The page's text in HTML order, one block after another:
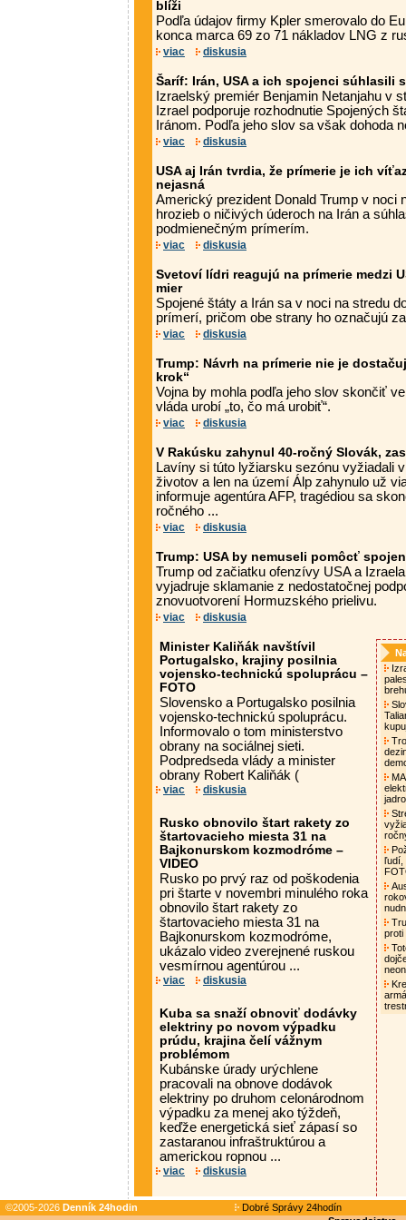
blíži
Podľa údajov firmy Kpler smerovalo do
konca marca 69 zo 71 nákladov LNG z
viac diskusia
Šaríf: Irán, USA a ich spojenci súhlasili
Izraelský premiér Benjamin Netanjahu v
Izrael podporuje rozhodnutie Spojených
Iránom. Podľa jeho slov sa však dohoda
viac diskusia
USA aj Irán tvrdia, že prímerie je ich
nejasná
Americký prezident Donald Trump v noci
hrozieb o ničivých úderoch na Irán a
podmienečným prímerím.
viac diskusia
Svetoví lídri reagujú na prímerie medzi
mier
Spojené štáty a Irán sa v noci na stredu
prímerí, pričom obe strany ho označujú
viac diskusia
Trump: Návrh na prímerie nie je
krok“
Vojna by mohla podľa jeho slov skončiť
vláda urobí „to, čo má urobiť“.
viac diskusia
V Rakúsku zahynul 40-ročný Slovák,
Lavíny si túto lyžiarsku sezónu vyžiadali
životov a len na území Álp zahynulo už
informuje agentúra AFP, tragédiou sa
ročného ...
viac diskusia
Trump: USA by nemuseli pomôcť
Trump od začiatku ofenzívy USA a
vyjadruje sklamanie z nedostatočnej
znovuotvorení Hormuzského prielivu.
viac diskusia
Minister Kaliňák navštívil
Portugalsko, krajiny posilnia
vojensko-technickú spoluprácu –
FOTO
Slovensko a Portugalsko posilnia
vojensko-technickú spoluprácu.
Informovalo o tom ministerstvo
obrany na sociálnej sieti.
Podpredseda vlády a minister
obrany Robert Kaliňák (
viac diskusia
Rusko obnovilo štart rakety zo
štartovacieho miesta 31 na
Bajkonurskom kozmodróme –
VIDEO
Rusko po prvý raz od poškodenia
pri štarte v novembri minulého roka
obnovilo štart rakety zo
štartovacieho miesta 31 na
Bajkonurskom kozmodróme,
ukázalo video zverejnené ruskou
vesmírnou agentúrou ...
viac diskusia
Kuba sa snaží obnoviť dodávky
elektriny po novom výpadku
prúdu, krajina čelí vážnym
problémom
Kubánske úrady urýchlene
pracovali na obnove dodávok
elektriny po druhom celonárodnom
výpadku za menej ako týždeň,
keďže energetická sieť zápasí so
zastaranou infraštruktúrou a
americkou ropnou ...
viac diskusia
ľudí,
proti
©2005-2026 Denník 24hodin
Dobré Správy 24hodín